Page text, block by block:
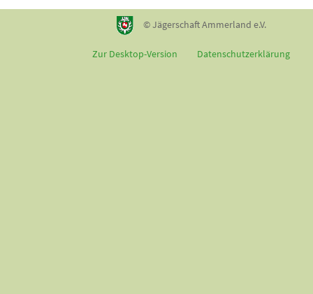
© Jägerschaft Ammerland e.V.
Zur Desktop-Version Datenschutzerklärung